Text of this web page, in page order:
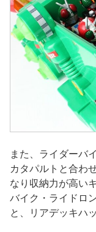
また、ライダーバ
カタパルトと合わ
なり収納力が高い
バイク・ライドロ
と、リアデッキハ